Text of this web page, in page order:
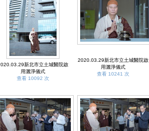
新北市立土城醫院啟
用灑淨儀式
查看 10092 次
2020.03.29新北市立土城醫院啟
用灑淨儀式
查看 10241 次